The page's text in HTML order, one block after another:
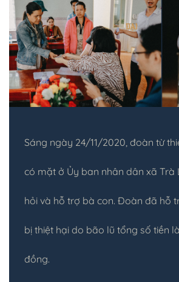
Sáng ngày 24/11/2020, đoàn từ
có mặt ở Ủy ban nhân dân xã Trà
hỏi và hỗ trợ bà con. Đoàn đã hỗ
bị thiệt hại do bão lũ tổng số tiền
đồng.